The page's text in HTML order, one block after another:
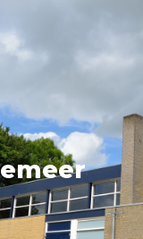
webshop